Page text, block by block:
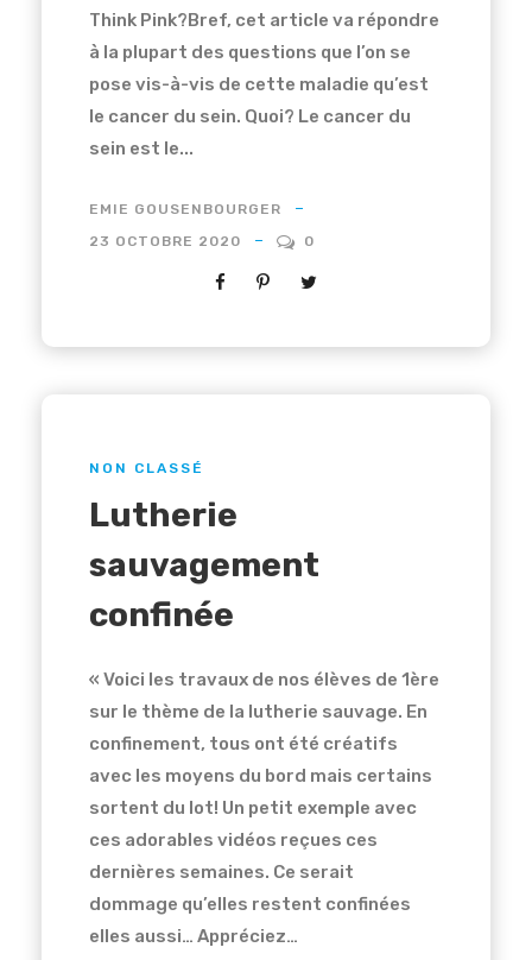
Think Pink?Bref, cet article va répondre
à la plupart des questions que l’on se
pose vis-à-vis de cette maladie qu’est
le cancer du sein. Quoi? Le cancer du
sein est le...
EMIE GOUSENBOURGER
23 OCTOBRE 2020
0
NON CLASSÉ
Lutherie
sauvagement
confinée
« Voici les travaux de nos élèves de 1ère
sur le thème de la lutherie sauvage. En
confinement, tous ont été créatifs
avec les moyens du bord mais certains
sortent du lot! Un petit exemple avec
ces adorables vidéos reçues ces
dernières semaines. Ce serait
dommage qu’elles restent confinées
elles aussi… Appréciez…